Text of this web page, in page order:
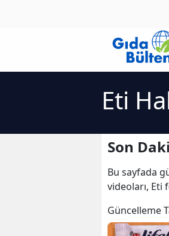
Eti
Son
Bu sayfada
videoları, Eti
Güncelleme